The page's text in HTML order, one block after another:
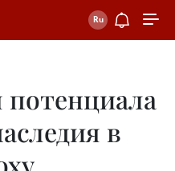
потенциала
в